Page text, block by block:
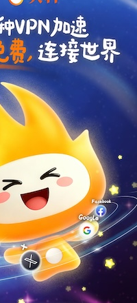
支持[0] 反对
支持
反对 [0]
支持[0] 反对[0]